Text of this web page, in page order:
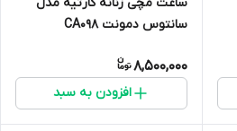
سانتوس دمونت CA098
8,500,000
افزودن به سبد